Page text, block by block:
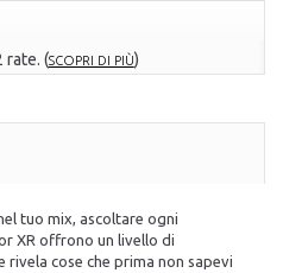
rate. (SCOPRI DI PIÙ)
tuo mix, ascoltare ogni
XR offrono un livello di
cose che prima non sapevi